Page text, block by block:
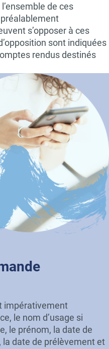
l’ensemble de ces
s’opposer à ces
sont indiquées
rendus destinés
impérativement
le nom d’usage si
le prénom, la date de
la date de prélèvement et